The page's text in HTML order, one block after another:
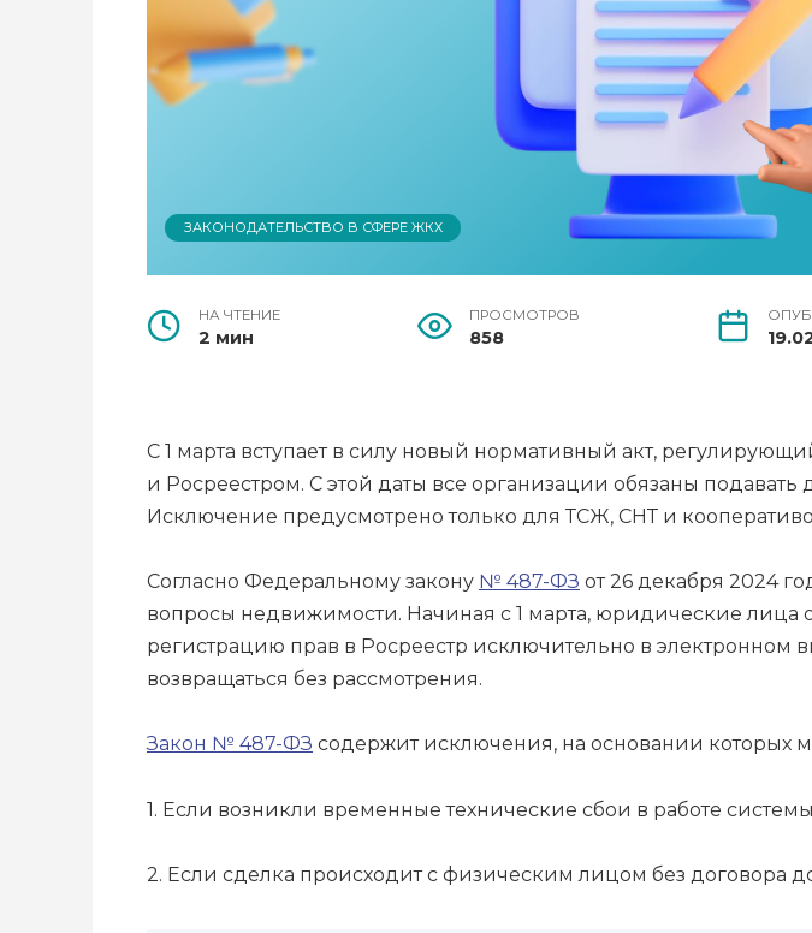
ЗАКОНОДАТЕЛЬСТВО В СФЕРЕ ЖКХ
НА ЧТЕНИЕ
2 мин
ПРОСМОТРОВ
858
С 1 марта вступает в силу новый нормативный акт,
и Росреестром. С этой даты все организации обязаны
Исключение предусмотрено только для ТСЖ, СНТ и
Согласно Федеральному закону № 487-ФЗ от 26 декабря 2024
вопросы недвижимости. Начиная с 1 марта, юридические лица
регистрацию прав в Росреестр исключительно в
возвращаться без рассмотрения.
Закон № 487-ФЗ содержит исключения, на основании которых
1. Если возникли временные технические сбои в работе
2. Если сделка происходит с физическим лицом без договора